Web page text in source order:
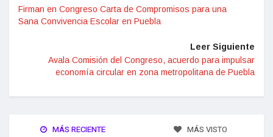
Firman en Congreso Carta de Compromisos para una
Sana Convivencia Escolar en Puebla
Leer Siguiente
Avala Comisión del Congreso, acuerdo para impulsar
economía circular en zona metropolitana de Puebla
MÁS RECIENTE MÁS VISTO